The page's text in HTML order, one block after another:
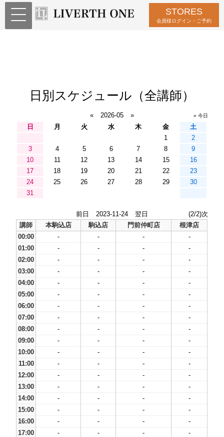
STORES
会員様ログイン・ご予約
日別スケジュール（全講師）
« 2026-05 » » 今日
日 月 火 水 木 金
土
1
2
3
4 5 6 7 8
9
10
11 12 13 14 15
16
17
18 19 20 21 22
23
24
25 26 27 28 29
30
31
前日 2023-11-24 翌日
(2/2)次
講師
本駒込店 駒込店 門前仲町店
根津店
00:00
- - -
-
01:00
- - -
-
02:00
- - -
-
03:00
- - -
-
04:00
- - -
-
05:00
- - -
-
06:00
- - -
-
07:00
- - -
-
08:00
- - -
-
09:00
- - -
-
10:00
- - -
-
11:00
- - -
-
12:00
- - -
-
13:00
- - -
-
14:00
- - -
-
15:00
- - -
-
16:00
- - -
-
17:00
- - -
-